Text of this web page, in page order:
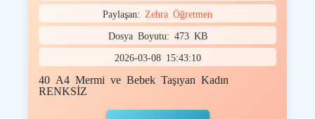
Paylaşan: Zehra Öğretmen
Dosya Boyutu: 473 KB
2026-03-08 15:43:10
40 A4 Mermi ve Bebek Taşıyan Kadın
RENKSİZ